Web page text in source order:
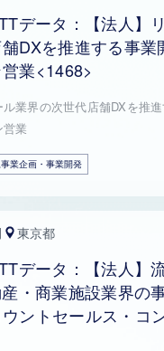
データ：【法人】
DXを推進する事業
業<1468>
ル業界の次世代店舗DXを推
業
業企画・事業開発
東京都
データ：【法人】
・商業施設業界の
ントセールス・コ